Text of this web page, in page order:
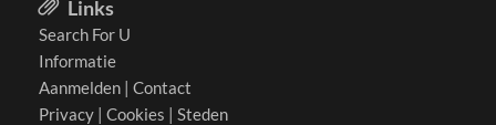
Links
Search For U
Informatie
Aanmelden | Contact
Privacy | Cookies | Steden